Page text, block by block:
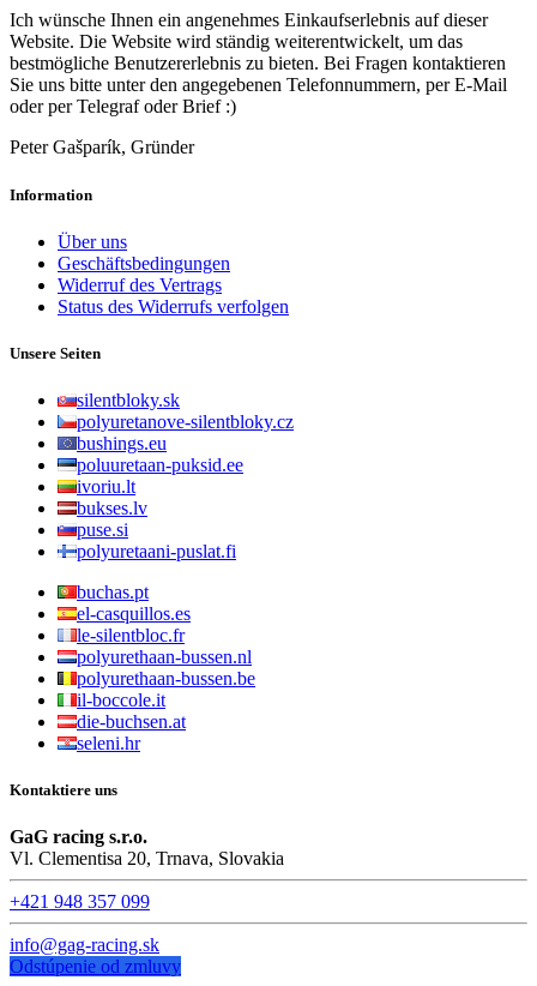
Ich wünsche Ihnen ein angenehmes Einkaufserlebnis auf dieser
Website. Die Website wird ständig weiterentwickelt, um das
bestmögliche Benutzererlebnis zu bieten. Bei Fragen kontaktieren
Sie uns bitte unter den angegebenen Telefonnummern, per E-Mail
oder per Telegraf oder Brief :)
Peter Gašparík, Gründer
Information
Über uns
Geschäftsbedingungen
Widerruf des Vertrags
Status des Widerrufs verfolgen
Unsere Seiten
silentbloky.sk
polyuretanove-silentbloky.cz
bushings.eu
poluuretaan-puksid.ee
ivoriu.lt
bukses.lv
puse.si
polyuretaani-puslat.fi
buchas.pt
el-casquillos.es
le-silentbloc.fr
polyurethaan-bussen.nl
polyurethaan-bussen.be
il-boccole.it
die-buchsen.at
seleni.hr
Kontaktiere uns
GaG racing s.r.o.
Vl. Clementisa 20, Trnava, Slovakia
+421 948 357 099
info@gag-racing.sk
Odstúpenie od zmluvy